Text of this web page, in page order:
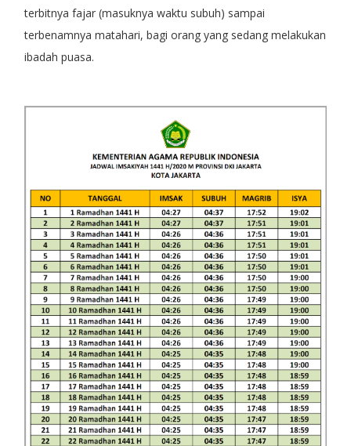
terbitnya fajar (masuknya waktu subuh) sampai
terbenamnya matahari, bagi orang yang sedang melakukan
ibadah puasa.